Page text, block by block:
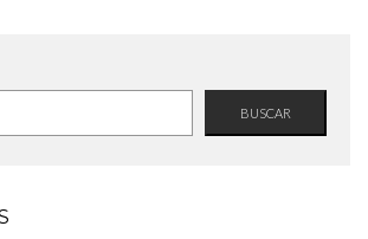
BUSCAR